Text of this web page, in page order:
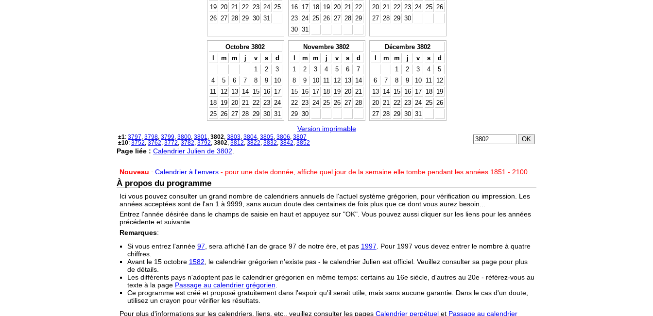
19
20 21 22 23 24
25
26
27 28 29 30 31
16
17 18 19 20 21
22
23
24 25 26 27 28
29
30 31
20
21 22 23 24 25
26
27
28 29 30
Octobre 3802
l
m m j v s
d
1
2
3
4
5 6 7 8 9
10
11
12 13 14 15 16
17
18
19 20 21 22 23
24
25
26 27 28 29 30 31
Novembre 3802
l
m m j v s
d
1
2 3 4 5 6
7
8
9 10 11 12 13
14
15
16 17 18 19 20
21
22
23 24 25 26 27
28
29 30
Décembre 3802
l
m m j v s
d
1
2 3 4
5
6
7 8 9 10 11
12
13
14 15 16 17 18
19
20
21 22 23 24 25
26
27
28 29 30 31
Version imprimable
±1: 3797 3798 3799 3800 3801 3802 3803 3804 3805 3806 3807
±10: 3752 3762 3772 3782 3792 3802 3812 3822 3832 3842 3852
Page liée : Calendrier Julien de 3802
Nouveau : Calendrier à l'envers- pour une date donnée, affiche quel jour de la semaine elle tombe pendant les années 1851 - 2100.
À propos du programme
Ici vous pouvez consulter un grand nombre de calendriers annuels de l'actuel système grégorien, pour vérification ou impression. Les
années acceptées sont de l'an 1 à 9999, sans aucun doute des centaines de fois plus que ce dont vous aurez besoin...
Entrez l'année désirée dans le champs de saisie en haut et appuyez sur "OK". Vous pouvez aussi cliquer sur les liens pour les années
précédente et suivante.
Remarques:
Si vous entrez l'année 97 , sera affiché l'an de grace 97 de notre ère, et pas 1997 . Pour 1997 vous devez entrer le nombre à quatre
chiffres.
Avant le 15 octobre 1582 , le calendrier grégorien n'existe pas - le calendrier Julien est officiel. Veuillez consulter sa page pour plus
de détails.
Les différents pays n'adoptent pas le calendrier grégorien en même temps: certains au 16e siècle, d'autres au 20e - référez-vous au
texte à la page Passage au calendrier grégorien
Ce programme est créé et proposé gratuitement dans l'espoir qu'il serait utile, mais sans aucune garantie. Dans le cas d'un doute,
utilisez un crayon pour vérifier les résultats.
Pour plus d'informations sur les calendriers, liens, etc., veuillez consulter les pages Calendrier perpétuelet Passage au calendrier